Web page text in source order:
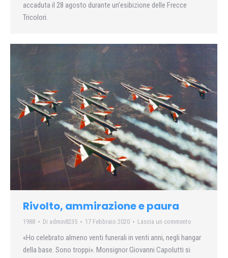
accaduta il 28 agosto durante un’esibizione delle Frecce
Tricolori.
Rivolto, ammirazione e paura
1988 Di admin8235 17 Febbraio 2020 Lascia un commento
«Ho celebrato almeno venti funerali in venti anni, negli hangar
della base. Sono troppi». Monsignor Giovanni Capolutti si